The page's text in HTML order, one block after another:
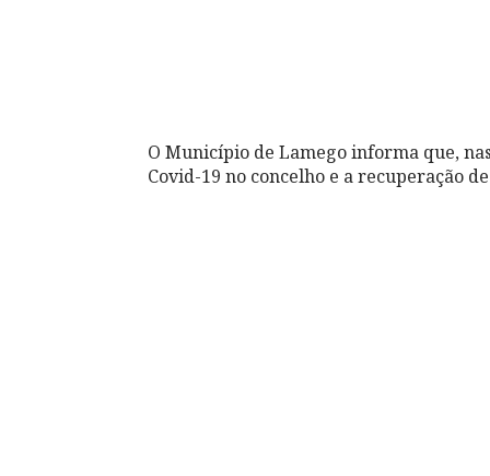
O Município de Lamego informa que,
Covid-19 no concelho e a recuperação de